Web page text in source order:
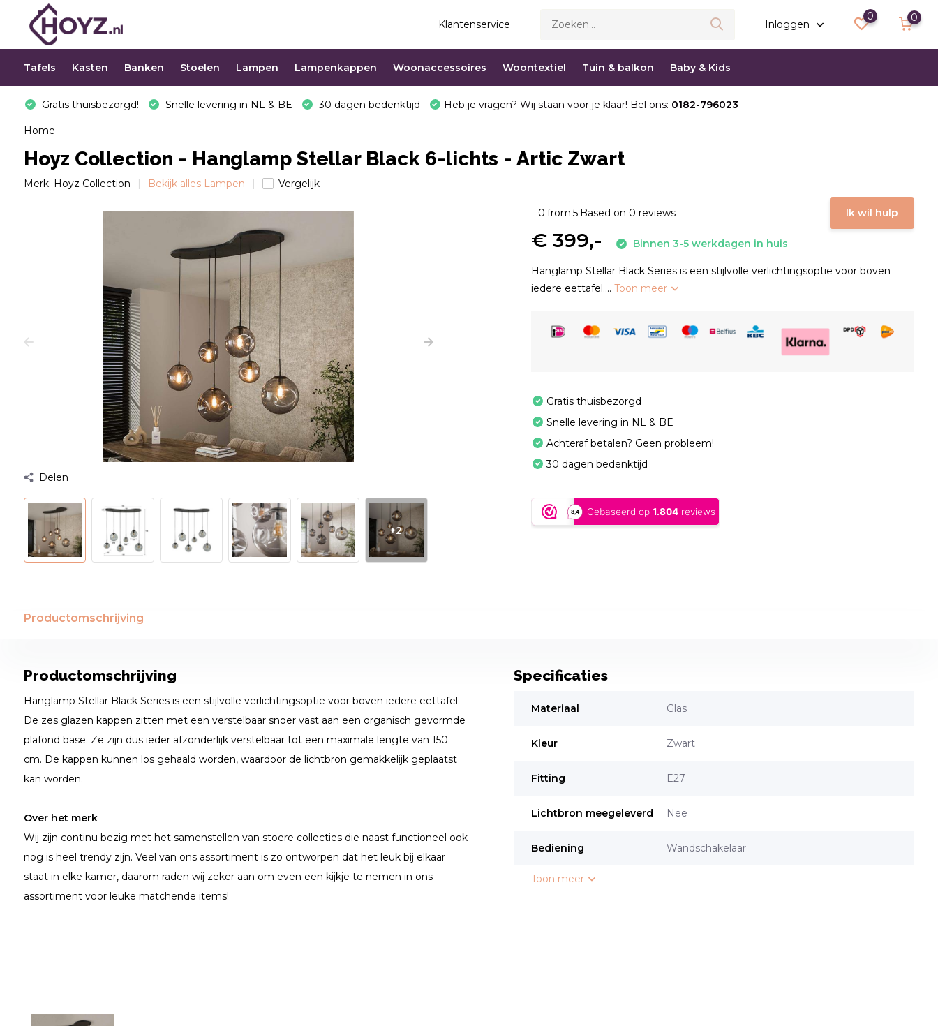
Klantenservice Inloggen
0 0
Tafels Kasten Banken Stoelen Lampen Lampenkappen Woonaccessoires Woontextiel Tuin & balkon Baby & Kids
Gratis thuisbezorgd! Snelle levering in NL & BE 30 dagen bedenktijd Heb je vragen? Wij staan voor je klaar! Bel ons: 0182-796023
Home
Hoyz Collection - Hanglamp Stellar Black 6-lichts - Artic Zwart
Merk: Hoyz Collection Bekijk alles Lampen Vergelijk
Delen
+2
0 from 5 Based on 0 reviews Ik wil hulp
€ 399,- Binnen 3-5 werkdagen in huis
Hanglamp Stellar Black Series is een stijlvolle verlichtingsoptie voor boven
iedere eettafel....Toon meer
Gratis thuisbezorgd
Snelle levering in NL & BE
Achteraf betalen? Geen probleem!
30 dagen bedenktijd
Productomschrijving
Productomschrijving
Hanglamp Stellar Black Series is een stijlvolle verlichtingsoptie voor boven iedere eettafel.
De zes glazen kappen zitten met een verstelbaar snoer vast aan een organisch gevormde
plafond base. Ze zijn dus ieder afzonderlijk verstelbaar tot een maximale lengte van 150
cm. De kappen kunnen los gehaald worden, waardoor de lichtbron gemakkelijk geplaatst
kan worden.
Over het merk
Wij zijn continu bezig met het samenstellen van stoere collecties die naast functioneel ook
nog is heel trendy zijn. Veel van ons assortiment is zo ontworpen dat het leuk bij elkaar
staat in elke kamer, daarom raden wij zeker aan om even een kijkje te nemen in ons
assortiment voor leuke matchende items!
Specificaties
Materiaal Glas
Kleur Zwart
Fitting E27
Lichtbron meegeleverd Nee
Bediening Wandschakelaar
Toon meer